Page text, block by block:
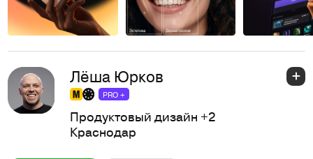
Лёша Юрков
PRO +
Продуктовый дизайн +2
Краснодар